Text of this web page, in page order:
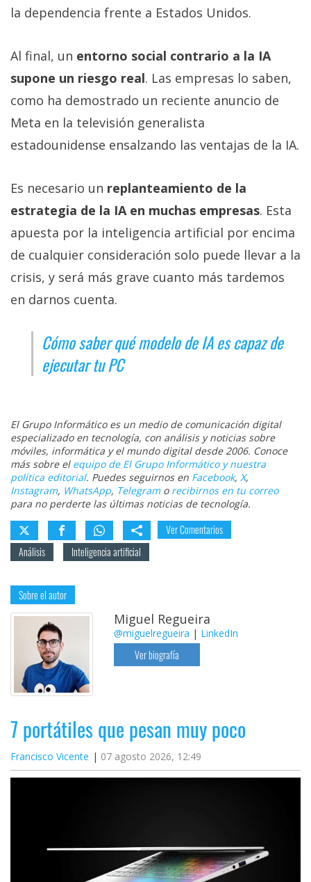
la dependencia frente a Estados Unidos.
Al final, un entorno social contrario a la IA
supone un riesgo real. Las empresas lo saben,
como ha demostrado un reciente anuncio de
Meta en la televisión generalista
estadounidense ensalzando las ventajas de la IA.
Es necesario un replanteamiento de la
estrategia de la IA en muchas empresas. Esta
apuesta por la inteligencia artificial por encima
de cualquier consideración solo puede llevar a la
crisis, y será más grave cuanto más tardemos
en darnos cuenta.
Cómo saber qué modelo de IA es capaz de
ejecutar tu PC
El Grupo Informático es un medio de comunicación digital
especializado en tecnología, con análisis y noticias sobre
móviles, informática y el mundo digital desde 2006. Conoce
más sobre el equipo de El Grupo Informático y nuestra
política editorial. Puedes seguirnos en Facebook, X,
Instagram, WhatsApp, Telegramo recibirnos en tu correo
para no perderte las últimas noticias de tecnología.
Ver Comentarios
Análisis
Inteligencia artificial
Sobre el autor
Miguel Regueira
@miguelregueira | LinkedIn
Ver biografía
7 portátiles que pesan muy poco
Francisco Vicente 07 agosto 2026, 12:49